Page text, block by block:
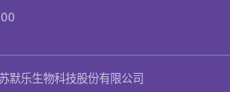
默乐生物科技股份有限公司